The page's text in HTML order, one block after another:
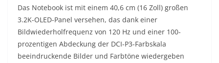
Das Notebook ist mit einem 40,6 cm (16 Zoll) großen
3.2K-OLED-Panel versehen, das dank einer
Bildwiederholfrequenz von 120 Hz und einer 100-
prozentigen Abdeckung der DCI-P3-Farbskala
beeindruckende Bilder und Farbtöne wiedergeben